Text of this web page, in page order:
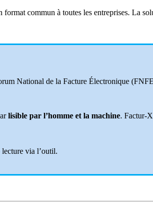
format commun à toutes les entreprises. La
National de la Facture Électronique
lisible par l’homme et la machine. Factur-
via l’outil.